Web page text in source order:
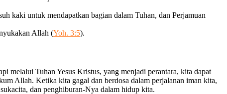
kaki untuk mendapatkan bagian dalam Tuhan, dan Perjamuan
Allah (Yoh. 3:5).
melalui Tuhan Yesus Kristus, yang menjadi perantara, kita dapat
Allah. Ketika kita gagal dan berdosa dalam perjalanan iman kita,
dan penghiburan-Nya dalam hidup kita.